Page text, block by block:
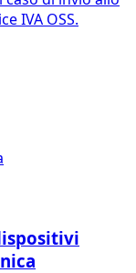
IVA OSS.